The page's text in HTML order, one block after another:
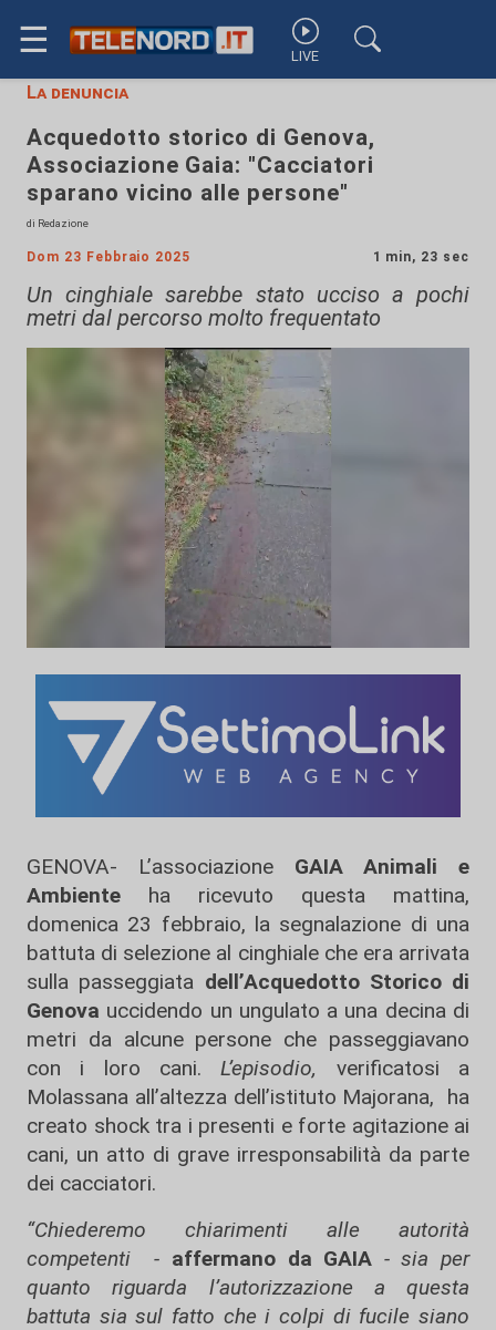
☰ LIVE
La denuncia
Acquedotto storico di Genova,
Associazione Gaia: "Cacciatori
sparano vicino alle persone"
di Redazione
Dom 23 Febbraio 2025 1 min, 23 sec
Un cinghiale sarebbe stato ucciso a pochi
metri dal percorso molto frequentato
GENOVA- L’associazione GAIA Animali e
Ambiente ha ricevuto questa mattina,
domenica 23 febbraio, la segnalazione di una
battuta di selezione al cinghiale che era arrivata
sulla passeggiata dell’Acquedotto Storico di
Genova uccidendo un ungulato a una decina di
metri da alcune persone che passeggiavano
con i loro cani.L’episodio, verificatosi a
Molassana all’altezza dell’istituto Majorana, ha
creato shock tra i presenti e forte agitazione ai
cani, un atto di grave irresponsabilità da parte
dei cacciatori.
“Chiederemo chiarimenti alle autorità
competenti - affermano da GAIA - sia per
quanto riguarda l’autorizzazione a questa
battuta sia sul fatto che i colpi di fucile siano